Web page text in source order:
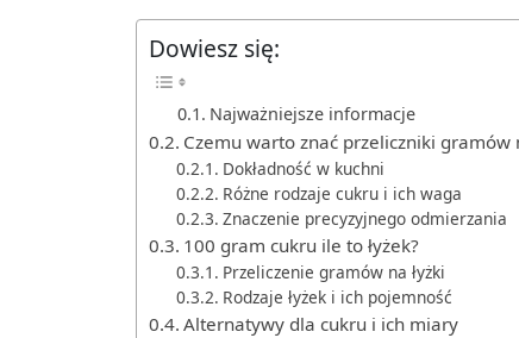
Dowiesz się:
Najważniejsze informacje
Czemu warto znać przeliczniki gramów
Dokładność w kuchni
Różne rodzaje cukru i ich waga
Znaczenie precyzyjnego odmierzania
100 gram cukru ile to łyżek?
Przeliczenie gramów na łyżki
Rodzaje łyżek i ich pojemność
Alternatywy dla cukru i ich miary